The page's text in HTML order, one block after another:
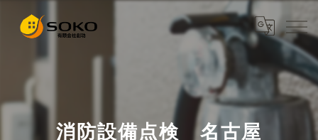
消防設備点検 名古屋